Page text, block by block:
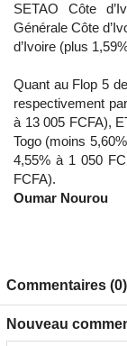
SETAO Côte
Générale Côte
d’Ivoire (plus
Quant au Flop 5
respectivement
à 13 005 FCFA),
Togo (moins
4,55% à 1 050
FCFA).
Oumar Nourou
Commentaires (0)
Nouveau